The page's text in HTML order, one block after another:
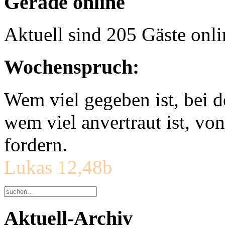
Aktuell sind 205 Gäste
Wochenspruch:
Wem viel gegeben ist, bei
wem viel anvertraut ist,
fordern.
Lukas 12,48b
Aktuell-Archiv